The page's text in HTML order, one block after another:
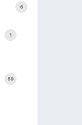
6
1
59